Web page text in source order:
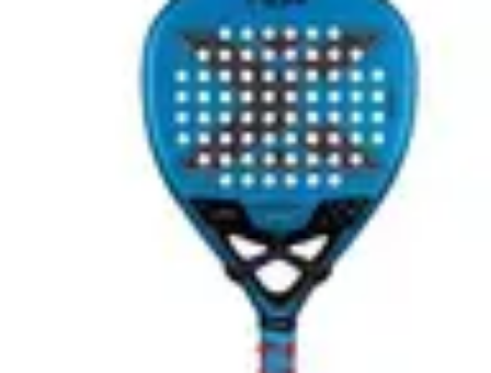
Evaluación y FinanciamientoGuía de InstalaciónTutorialesSelección
de Sistemas Solares
Beneficios y Ahorro
Soluciones Solares